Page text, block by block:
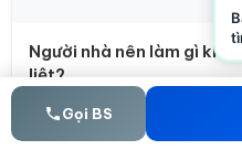
Người nhà nên làm gì khi
liệt?
21/07/2025
Gọi BS